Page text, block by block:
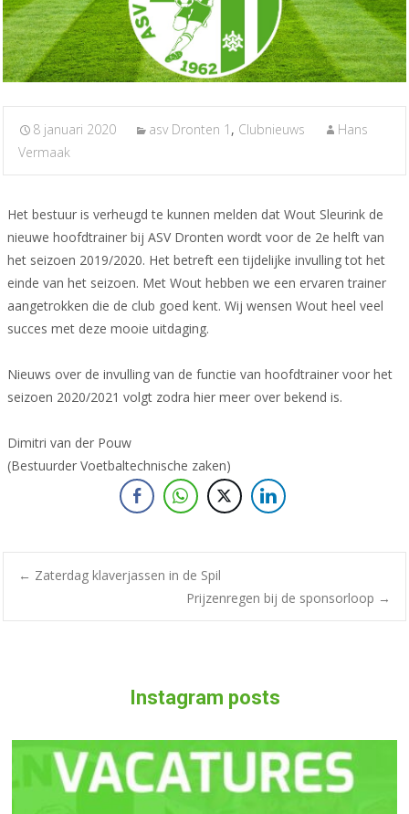
8 januari 2020 asv Dronten 1 , Clubnieuws
Hans
Vermaak
Het bestuur is verheugd te kunnen melden dat Wout Sleurink de
nieuwe hoofdtrainer bij ASV Dronten wordt voor de 2e helft van
het seizoen 2019/2020. Het betreft een tijdelijke invulling tot het
einde van het seizoen. Met Wout hebben we een ervaren trainer
aangetrokken die de club goed kent. Wij wensen Wout heel veel
succes met deze mooie uitdaging.
Nieuws over de invulling van de functie van hoofdtrainer voor het
seizoen 2020/2021 volgt zodra hier meer over bekend is.
Dimitri van der Pouw
(Bestuurder Voetbaltechnische zaken)
Bericht
← Zaterdag klaverjassen in de Spil
Prijzenregen bij de sponsorloop →
Instagram posts